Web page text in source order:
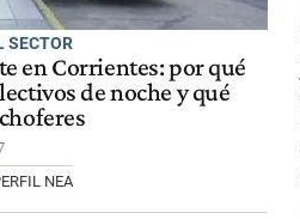
SECTOR
en Corrientes: por qué
de noche y qué
NEA